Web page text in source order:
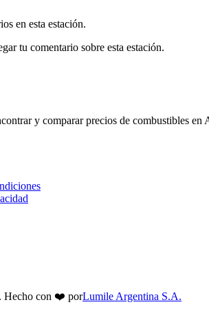
en esta estación.
tu comentario sobre esta estación.
y comparar precios de combustibles en
Hecho con ❤️ porLumile Argentina S.A.